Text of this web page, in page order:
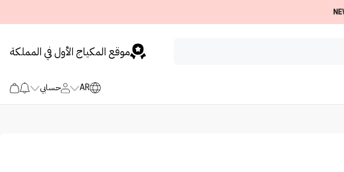
موقع المكياج الأول في المملكة
AR حسابي